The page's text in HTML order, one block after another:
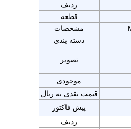
ردیف
قطعه
مشخصات
دسته بندی
تصویر
موجودی
قیمت نقدی به ریال
پیش فاکتور
ردیف